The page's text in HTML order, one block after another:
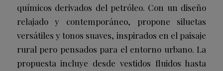
químicos derivados del petróleo. Con un diseño
relajado y contemporáneo, propone siluetas
versátiles y tonos suaves, inspirados en el paisaje
rural pero pensados para el entorno urbano. La
propuesta incluye desde vestidos fluidos hasta